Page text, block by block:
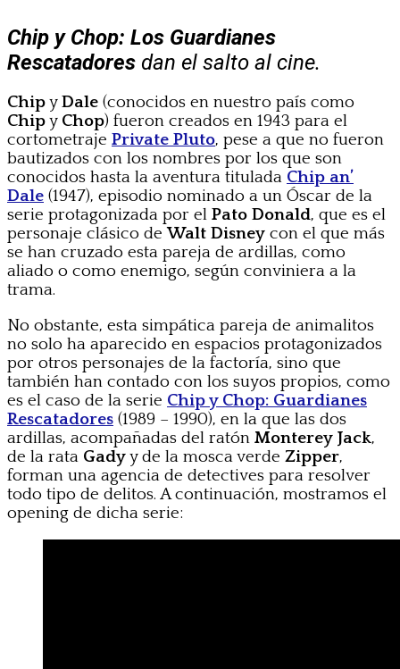
Chip y Chop: Los Guardianes
Rescatadores dan el salto al cine.
ChipyDale (conocidos en nuestro país como
Chipy Chop) fueron creados en 1943 para el
cortometraje Private Pluto, pese a que no fueron
bautizados con los nombres por los que son
conocidos hasta la aventura titulada Chip an’
Dale (1947), episodio nominado a un Óscar de la
serie protagonizada por el Pato Donald, que es el
personaje clásico deWalt Disney con el que más
se han cruzado esta pareja de ardillas, como
aliado o como enemigo, según conviniera a la
trama.
No obstante, esta simpática pareja de animalitos
no solo ha aparecido en espacios protagonizados
por otros personajes de la factoría, sino que
también han contado con los suyos propios, como
es el caso de la serie Chip y Chop: Guardianes
Rescatadores (1989 – 1990), en la que las dos
ardillas, acompañadas del ratón Monterey Jack,
de la rata Gadyy de la mosca verde Zipper,
forman una agencia de detectives para resolver
todo tipo de delitos. A continuación, mostramos el
opening de dicha serie: